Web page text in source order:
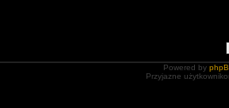
Powered by
Przyjazne